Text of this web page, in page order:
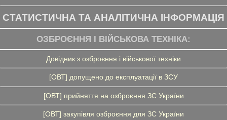
СТАТИСТИЧНА ТА АНАЛІТИЧНА ІНФОРМАЦІЯ
ОЗБРОЄННЯ І ВІЙСЬКОВА ТЕХНІКА:
Довідник з озброєння і військової техніки
[ОВТ] допущено до експлуатації в ЗСУ
[ОВТ] прийняття на озброєння ЗС України
[ОВТ] закупівля озброєння для ЗС України